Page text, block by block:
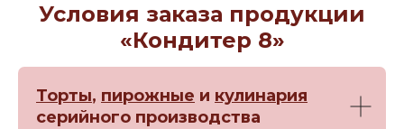
Условия заказа продукции
«Кондитер 8»
Торты, пирожные и кулинария
серийного производства